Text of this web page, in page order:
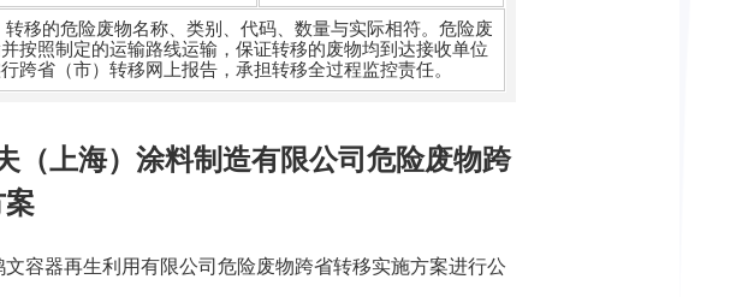
移的危险废物名称、类别、代码、数量与实际相符。危险废
按照制定的运输路线运输，保证转移的废物均到达接收单位
跨省（市）转移网上报告，承担转移全过程监控责任。
（上海）涂料制造有限公司危险废物跨
案
容器再生利用有限公司危险废物跨省转移实施方案进行公